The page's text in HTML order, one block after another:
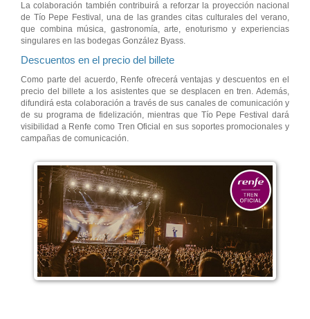
La colaboración también contribuirá a reforzar la proyección nacional
de Tío Pepe Festival, una de las grandes citas culturales del verano,
que combina música, gastronomía, arte, enoturismo y experiencias
singulares en las bodegas González Byass.
Descuentos en el precio del billete
Como parte del acuerdo, Renfe ofrecerá ventajas y descuentos en el
precio del billete a los asistentes que se desplacen en tren. Además,
difundirá esta colaboración a través de sus canales de comunicación y
de su programa de fidelización, mientras que Tío Pepe Festival dará
visibilidad a Renfe como Tren Oficial en sus soportes promocionales y
campañas de comunicación.